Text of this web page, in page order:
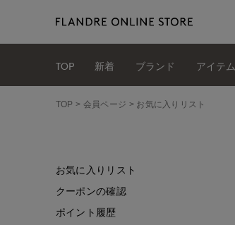
TOP 新着 ブランド アイテム
TOP 会員ページ お気に入りリスト
お気に入りリスト
クーポンの確認
ポイント履歴